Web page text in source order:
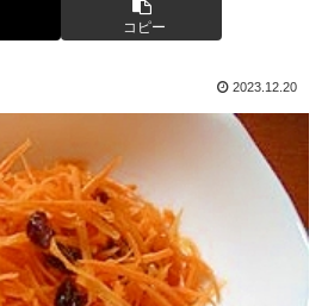
コピー
2023.12.20